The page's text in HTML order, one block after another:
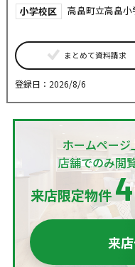
小学校区 高畠町立高畠小
まとめて資料請求
登録日：2026/8/6
ホームページ
店舗でのみ閲
来店限定物件
来